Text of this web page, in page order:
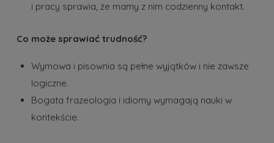
i pracy sprawia, że mamy z nim codzienny kontakt.
Co może sprawiać trudność?
Wymowa i pisownia są pełne wyjątków i nie zawsze
logiczne.
Bogata frazeologia i idiomy wymagają nauki w
kontekście.